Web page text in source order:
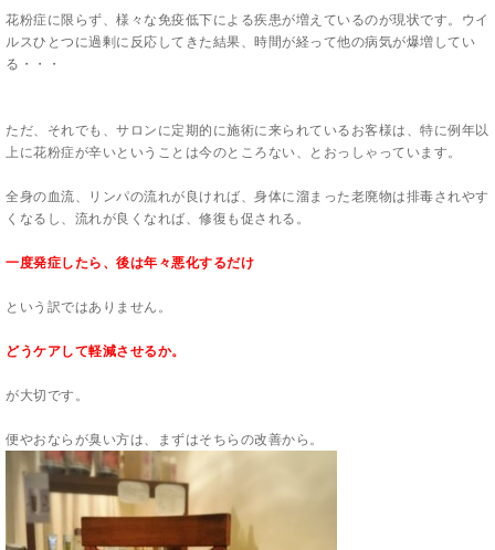
花粉症に限らず、様々な免疫低下による疾患が増えているのが現状です。ウイ
ルスひとつに過剰に反応してきた結果、時間が経って他の病気が爆増してい
る・・・
ただ、それでも、サロンに定期的に施術に来られているお客様は、特に例年以
上に花粉症が辛いということは今のところない、とおっしゃっています。
全身の血流、リンパの流れが良ければ、身体に溜まった老廃物は排毒されやす
くなるし、流れが良くなれば、修復も促される。
一度発症したら、後は年々悪化するだけ
という訳ではありません。
どうケアして軽減させるか。
が大切です。
便やおならが臭い方は、まずはそちらの改善から。